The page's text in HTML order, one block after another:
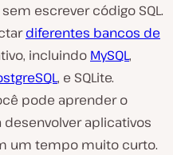
escrever código SQL.
diferentes bancos de
incluindo MySQL,
, e SQLite.
pode aprender o
aplicativos
um tempo muito curto.